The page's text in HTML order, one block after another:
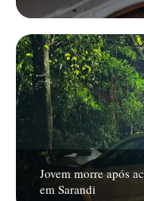
Jovem morre após
em Sarandi